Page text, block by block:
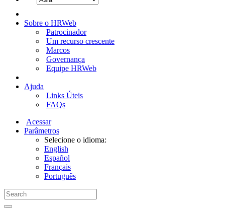
Sobre o HRWeb
Patrocinador
Um recurso crescente
Marcos
Governança
Equipe HRWeb
Ajuda
Links Úteis
FAQs
Acessar
Parâmetros
Selecione o idioma:
English
Español
Français
Português